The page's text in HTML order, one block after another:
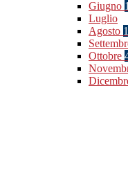
Giugno 1
Luglio
Agosto 1
Ottobre